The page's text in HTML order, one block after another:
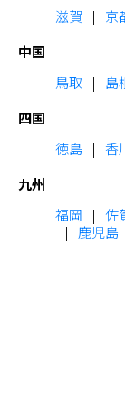
滋賀
京
中国
鳥取
島
四国
徳島
香
九州
福岡
佐
鹿児島